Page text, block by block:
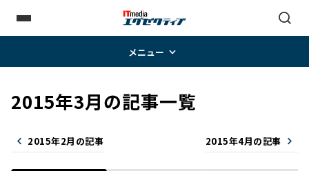
メニュー
2015年3月の記事一覧
2015年2月の記事 2015年4月の記事